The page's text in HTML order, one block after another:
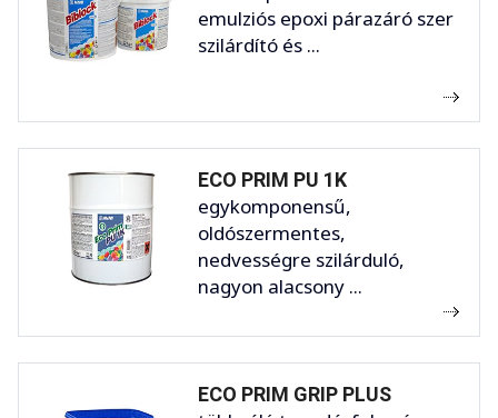
emulziós epoxi párazáró szer
szilárdító és ...
ECO PRIM PU 1K
egykomponensű,
oldószermentes,
nedvességre szilárduló,
nagyon alacsony ...
ECO PRIM GRIP PLUS